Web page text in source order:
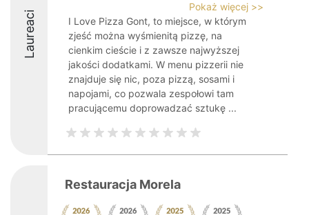
Laureaci
Pokaż więcej >>
I Love Pizza Gont, to miejsce, w którym
zjeść można wyśmienitą pizzę, na
cienkim cieście i z zawsze najwyższej
jakości dodatkami. W menu pizzerii nie
znajduje się nic, poza pizzą, sosami i
napojami, co pozwala zespołowi tam
pracującemu doprowadzać sztukę ...
Restauracja Morela